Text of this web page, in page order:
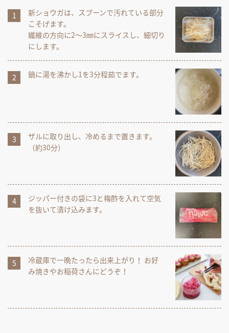
新ショウガは、スプーンで汚れている部分
こそげます。
繊維の方向に2～3㎜にスライスし、細切り
にします。
鍋に湯を沸かし1を3分程茹でます。
ザルに取り出し、冷めるまで置きます。
（約30分）
ジッパー付きの袋に3と梅酢を入れて空気
を抜いて漬け込みます。
冷蔵庫で一晩たったら出来上がり！ お好
み焼きやお稲荷さんにどうぞ！